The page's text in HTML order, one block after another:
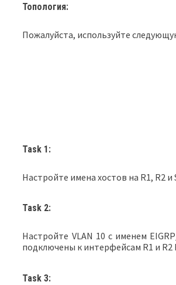
Топология:
Пожалуйста, используйте
Task 1:
Настройте имена хостов на R1, R2
Task 2:
Настройте VLAN 10 с именем
подключены к интерфейсам R1 и R2
Task 3: